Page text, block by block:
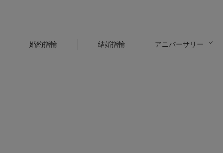
婚約指輪 結婚指輪 アニバーサリー